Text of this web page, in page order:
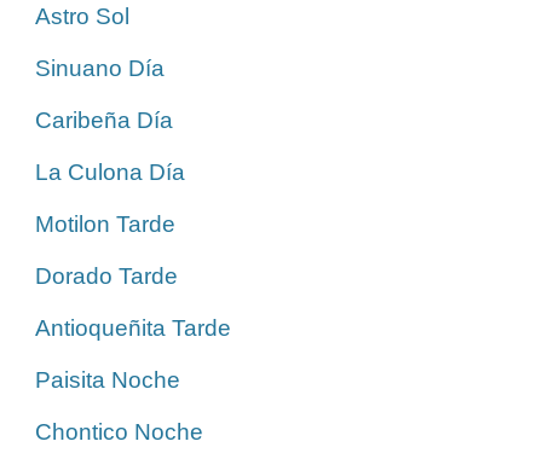
Astro Sol
Sinuano Día
Caribeña Día
La Culona Día
Motilon Tarde
Dorado Tarde
Antioqueñita Tarde
Paisita Noche
Chontico Noche